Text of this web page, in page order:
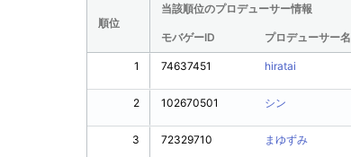
順位
当該順位のプロデューサー情報
モバゲーID プロデューサー名
1
2
3
74637451 hiratai
102670501 シン
72329710 まゆずみ